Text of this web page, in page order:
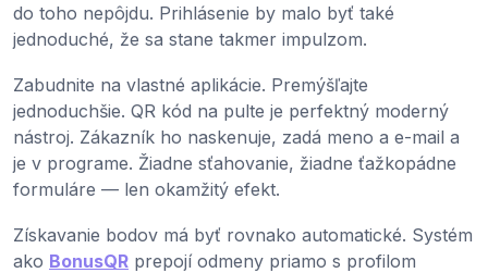
do toho nepôjdu. Prihlásenie by malo byť také
jednoduché, že sa stane takmer impulzom.
Zabudnite na vlastné aplikácie. Premýšľajte
jednoduchšie. QR kód na pulte je perfektný moderný
nástroj. Zákazník ho naskenuje, zadá meno a e-mail a
je v programe. Žiadne sťahovanie, žiadne ťažkopádne
formuláre — len okamžitý efekt.
Získavanie bodov má byť rovnako automatické. Systém
ako BonusQR prepojí odmeny priamo s profilom